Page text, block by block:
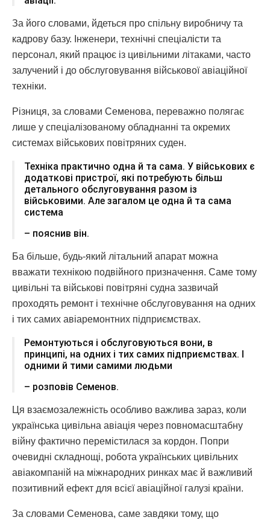
За його словами, йдеться про спільну виробничу та
кадрову базу. Інженери, технічні спеціалісти та
персонал, який працює із цивільними літаками, часто
залучений і до обслуговування військової авіаційної
техніки.
Різниця, за словами Семенова, переважно полягає
лише у спеціалізованому обладнанні та окремих
системах військових повітряних суден.
Техніка практично одна й та сама. У військових є
додаткові пристрої, які потребують більш
детального обслуговування разом із
військовими. Але загалом це одна й та сама
система
– пояснив він.
Ба більше, будь-який літальний апарат можна
вважати технікою подвійного призначення. Саме тому
цивільні та військові повітряні судна зазвичай
проходять ремонт і технічне обслуговування на одних
і тих самих авіаремонтних підприємствах.
Ремонтуються і обслуговуються вони, в
принципі, на одних і тих самих підприємствах. І
одними й тими самими людьми
– розповів Семенов.
Ця взаємозалежність особливо важлива зараз, коли
українська цивільна авіація через повномасштабну
війну фактично перемістилася за кордон. Попри
очевидні складнощі, робота українських цивільних
авіакомпаній на міжнародних ринках має й важливий
позитивний ефект для всієї авіаційної галузі країни.
За словами Семенова, саме завдяки тому, що